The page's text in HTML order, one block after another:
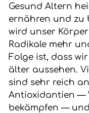
Gesund Altern
ernähren und zu
wird unser
Radikale mehr
Folge ist, dass
älter aussehen.
sind sehr reich
Antioxidantien —
bekämpfen —